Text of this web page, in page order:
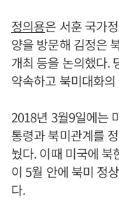
정의용은 서훈 국가
양을 방문해 김정은
개최 등을 논의했다.
약속하고 북미대화
2018년 3월9일에는
통령과 북미관계를
눴다. 이때 미국에 북
이 5월 안에 북미 정
다.